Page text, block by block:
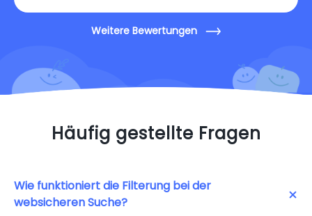
Weitere Bewertungen
Häufig gestellte Fragen
Wie funktioniert die Filterung bei der
websicheren Suche?